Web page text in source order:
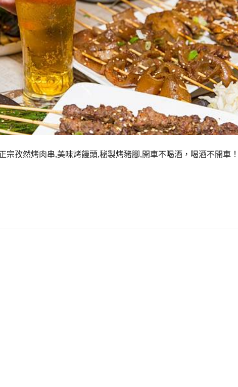
宗孜然烤肉串,美味烤饅頭,秘製烤豬腳,開車不喝酒，喝酒不開車